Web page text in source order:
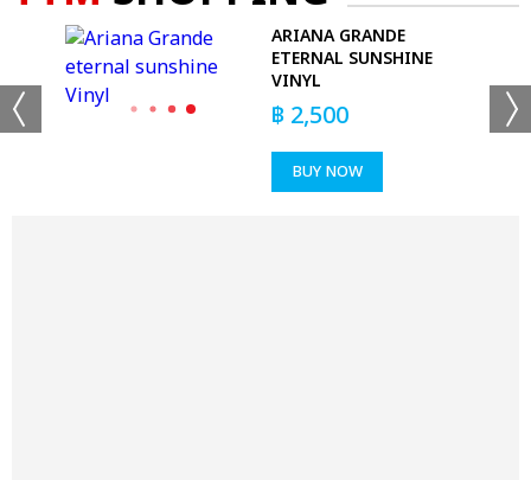
ARIANA GRANDE
ETERNAL SUNSHINE
VINYL
฿ 2,500
BUY NOW